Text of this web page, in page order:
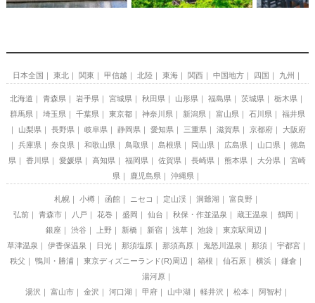
日本全国 東北 関東 甲信越 北陸 東海 関西 中国地方 四国 九州
北海道 青森県 岩手県 宮城県 秋田県 山形県 福島県 茨城県
栃木県
群馬県
埼玉県 千葉県 東京都 神奈川県 新潟県 富山県 石川県
福井県
山梨県
長野県 岐阜県 静岡県 愛知県 三重県 滋賀県 京都府
大阪府
兵庫県
奈良県 和歌山県 鳥取県 島根県 岡山県 広島県 山口県
徳島
県
香川県 愛媛県 高知県 福岡県 佐賀県 長崎県 熊本県 大分県
宮崎
県
鹿児島県 沖縄県
札幌 小樽 函館 ニセコ 定山渓 洞爺湖
富良野
弘前
青森市 八戸 花巻 盛岡 仙台 秋保・作並温泉 蔵王温泉
鶴岡
銀座
渋谷 上野 新橋 新宿 浅草 池袋
東京駅周辺
草津温泉
伊香保温泉 日光 那須塩原 那須高原 鬼怒川温泉 那須
宇都宮
秩父
鴨川・勝浦 東京ディズニーランド(R)周辺 箱根 仙石原 横浜
鎌倉
湯河原
湯沢
富山市 金沢 河口湖 甲府 山中湖 軽井沢 松本 阿智村